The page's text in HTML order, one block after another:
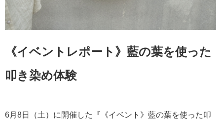
《イベントレポート》藍の葉を使った
叩き染め体験
6月8日（土）に開催した『《イベント》藍の葉を使った叩